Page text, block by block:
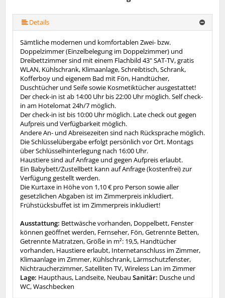
Details
Sämtliche modernen und komfortablen Zwei- bzw.
Doppelzimmer (Einzelbelegung im Doppelzimmer) und
Dreibettzimmer sind mit einem Flachbild 43" SAT-TV, gratis
WLAN, Kühlschrank, Klimaanlage, Schreibtisch, Schrank,
Kofferboy und eigenem Bad mit Fön, Handtücher,
Duschtücher und Seife sowie Kosmetiktücher ausgestattet!
Der check-in ist ab 14:00 Uhr bis 22:00 Uhr möglich. Self check-
in am Hotelomat 24h/7 möglich.
Der check-in ist bis 10:00 Uhr möglich. Late check out gegen
Aufpreis und Verfügbarkeit möglich.
Andere An- und Abreisezeiten sind nach Rücksprache möglich.
Die Schlüsselübergabe erfolgt persönlich vor Ort. Montags
über Schlüsselhinterlegung nach 16:00 Uhr.
Haustiere sind auf Anfrage und gegen Aufpreis erlaubt.
Ein Babybett/Zustellbett kann auf Anfrage (kostenfrei) zur
Verfügung gestellt werden.
Die Kurtaxe in Höhe von 1,10 € pro Person sowie aller
gesetzlichen Abgaben ist im Zimmerpreis inkludiert.
Frühstücksbuffet ist im Zimmerpreis inkludiert!
Ausstattung: Bettwäsche vorhanden, Doppelbett, Fenster
können geöffnet werden, Fernseher, Fön, Getrennte Betten,
Getrennte Matratzen, Größe in m²: 19,5, Handtücher
vorhanden, Haustiere erlaubt, Internetanschluss im Zimmer,
Klimaanlage im Zimmer, Kühlschrank, Lärmschutzfenster,
Nichtraucherzimmer, Satelliten TV, Wireless Lan im Zimmer
Lage: Haupthaus, Landseite, Neubau Sanitär: Dusche und
WC, Waschbecken